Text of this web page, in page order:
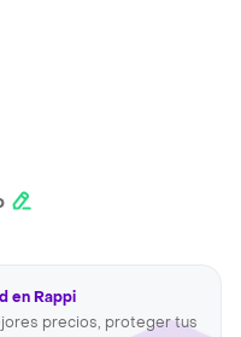
en Rappi
precios, proteger tus